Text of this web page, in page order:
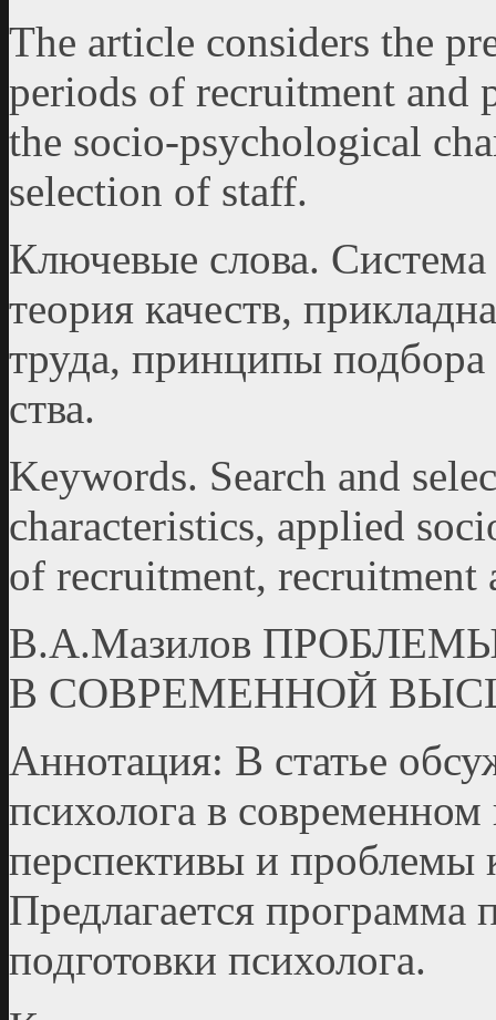
The article considers the
periods of recruitment and
the socio-psychological
selection of staff.
Ключевые слова. Система
теория качеств,
труда, принципы
ства.
Keywords. Search and
characteristics, applied
of recruitment, recruitment
В.А.Мазилов
В СОВРЕМЕННОЙ
Аннотация: В статье
психолога в
перспективы и проблемы
Предлагается
подготовки психолога.